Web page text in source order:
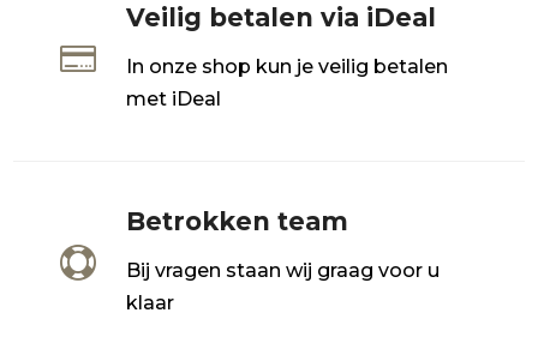

Veilig betalen via iDeal
In onze shop kun je veilig betalen
met iDeal

Betrokken team
Bij vragen staan wij graag voor u
klaar